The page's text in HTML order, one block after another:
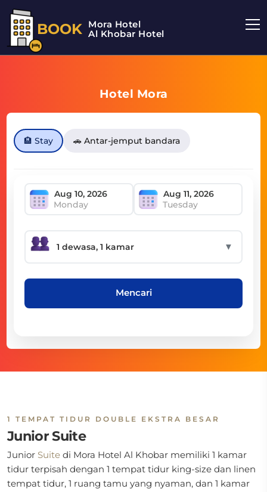
BOOK Mora Hotel
Al Khobar Hotel
Hotel Mora
🏨 Stay 🚗 Antar-jemput bandara
Monday Tuesday
▼
Mencari
1 TEMPAT TIDUR DOUBLE EKSTRA BESAR
Junior Suite
Junior Suite di Mora Hotel Al Khobar memiliki 1 kamar
tidur terpisah dengan 1 tempat tidur king-size dan linen
tempat tidur, 1 ruang tamu yang nyaman, dan 1 kamar